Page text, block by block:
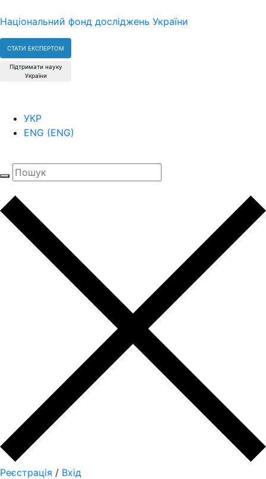
Національний фонд досліджень України
СТАТИ ЕКСПЕРТОМ
Підтримати науку
України
УКР
ENG (ENG)
Реєстрація / Вхід